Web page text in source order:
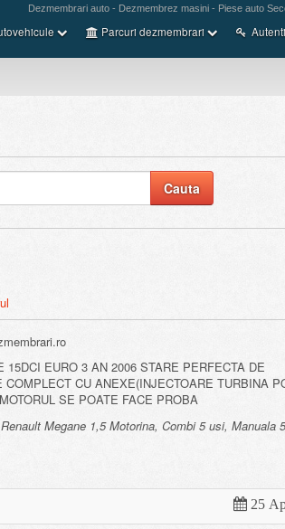
Dezmembrari auto - Dezmembrez masini - Piese auto
Parcuri dezmembrari
15DCI EURO 3 AN 2006 STARE PERFECTA DE
CU ANEXE(INJECTOARE TURBINA
SE POATE FACE PROBA
Megane 1,5 Motorina, Combi 5 usi, Manuala
25